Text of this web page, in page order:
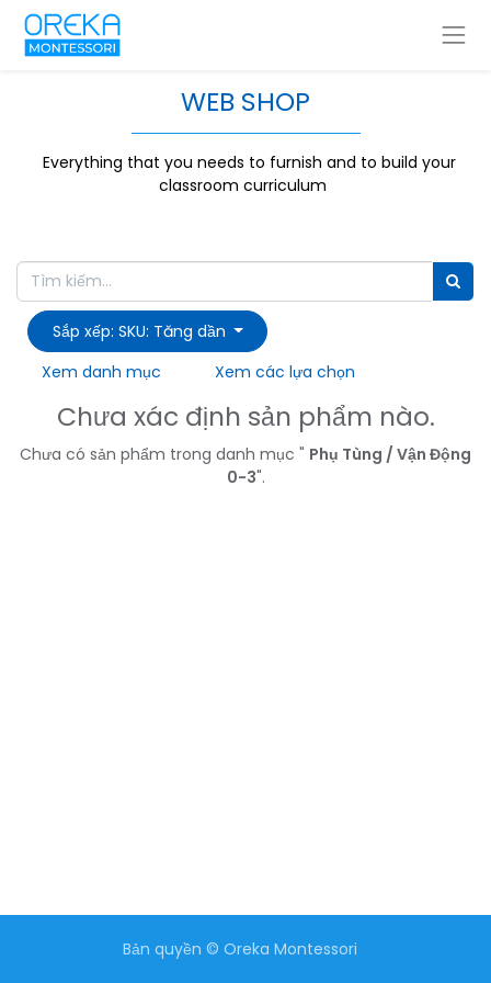
WEB SHOP
Everything that you needs to furnish and to build your
classroom curriculum
Sắp xếp: SKU: Tăng dần
Xem danh mục
Xem các lựa chọn
Chưa xác định sản phẩm nào.
Chưa có sản phẩm trong danh mục " Phụ Tùng / Vận Động
0-3".
Bản quyền © Oreka Montessori